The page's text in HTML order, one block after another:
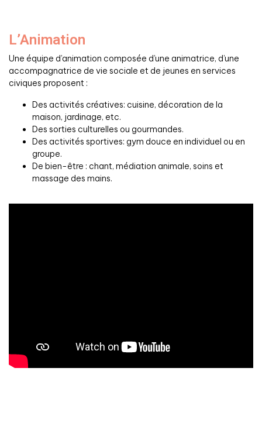
L’Animation
Une équipe d’animation composée d’une animatrice, d’une
accompagnatrice de vie sociale et de jeunes en services
civiques proposent :
Des activités créatives: cuisine, décoration de la
maison, jardinage, etc.
Des sorties culturelles ou gourmandes.
Des activités sportives: gym douce en individuel ou en
groupe.
De bien-être : chant, médiation animale, soins et
massage des mains.